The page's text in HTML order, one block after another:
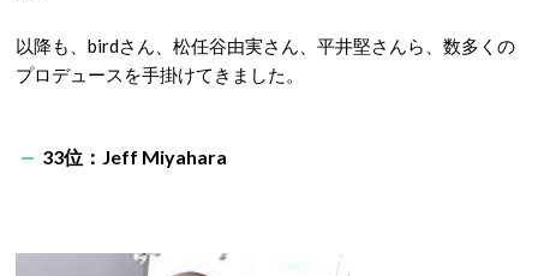
以降も、birdさん、松任谷由実さん、平井堅さんら、数多くの
プロデュースを手掛けてきました。
33位：Jeff Miyahara